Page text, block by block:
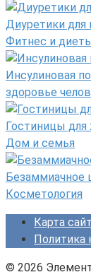
Диуретики для
Фитнес и
Инсулиновая
здоровье
Гостиницы
Дом и семья
Безаммиачное
Косметология
Карта
Политика
© 2026